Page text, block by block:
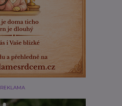
REKLAMA